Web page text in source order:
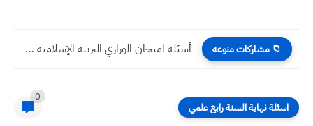
📁 مشاركات منوعه طقس العراق درجات الحرارة المتوقعة الأحد والاثنين والثلاثاء تصل لنقطة...
اسئلة نهاية السنة رابع علمي
0